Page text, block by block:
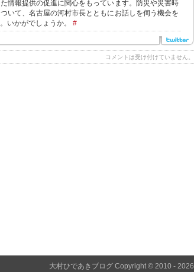
情報提供の促進に関心をもっています。防災や災害時
いて、名古屋の河村市長とともにお話しを伺う機会を
いかがでしょうか。 #
コメントは受け付けていません。
大村ひであきブログ Copyright © 2010 - 2026